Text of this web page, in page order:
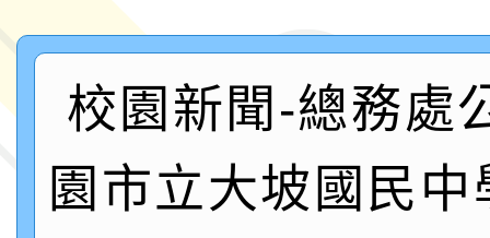
案，詳如說明，請參閱
鐵人三項錦標賽
桃園市115學年度學生
「2026年『王牌愛／
運動系列徵選頒獎典禮
成果展」
2026城鎮韌性防空演習
桃園市大溪自造教育及
校園新聞-總務處
園市立大坡國民